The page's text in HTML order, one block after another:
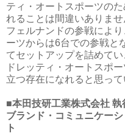
ティ・オートスポーツの
れることは間違いありませ
フェルナンドの参戦によ
ーツからは6台での参戦と
てセットアップを詰めて
ドレッティ・オートスポ
立つ存在になれると思って
■本田技研工業株式会社
ブランド・コミュニケー
ト